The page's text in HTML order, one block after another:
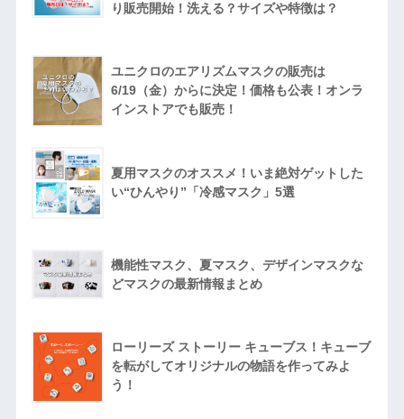
り販売開始！洗える？サイズや特徴は？
ユニクロのエアリズムマスクの販売は
6/19（金）からに決定！価格も公表！オンラ
インストアでも販売！
夏用マスクのオススメ！いま絶対ゲットした
い“ひんやり”「冷感マスク」5選
機能性マスク、夏マスク、デザインマスクな
どマスクの最新情報まとめ
ローリーズ ストーリー キューブス！キューブ
を転がしてオリジナルの物語を作ってみよ
う！